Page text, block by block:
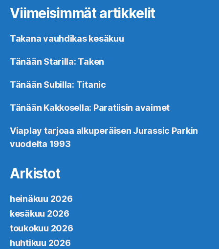
Viimeisimmät artikkelit
Takana vauhdikas kesäkuu
Tänään Starilla: Taken
Tänään Subilla: Titanic
Tänään Kakkosella: Paratiisin avaimet
Viaplay tarjoaa alkuperäisen Jurassic Parkin
vuodelta 1993
Arkistot
heinäkuu 2026
kesäkuu 2026
toukokuu 2026
huhtikuu 2026